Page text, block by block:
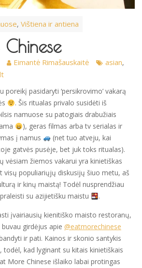
, Vištiena ir antiena
Eimantė Rimašauskaitė asian,
poreikį pasidaryti ‘persikrovimo’ vakarą
. Šis ritualas privalo susidėti iš
namuose su patogiais drabužiais
), geras filmas arba tv serialas ir
į namus
(net tuo atveju, kai
gatvės pusėje, bet juk toks ritualas).
vėsiam žiemos vakarui yra kinietiškas
visų populiariųjų diskusijų šiuo metu, aš
ir kinų maistą! Todėl nusprendžiau
su azijietišku maistu
.
įvairiausių kienitiško maisto restoranų,
girdėjus apie @eatmorechinese
ir pati. Kainos ir skonio santykis
todėl, kad lyginant su kitais kinietiškais
More Chinese išlaiko labai protingas